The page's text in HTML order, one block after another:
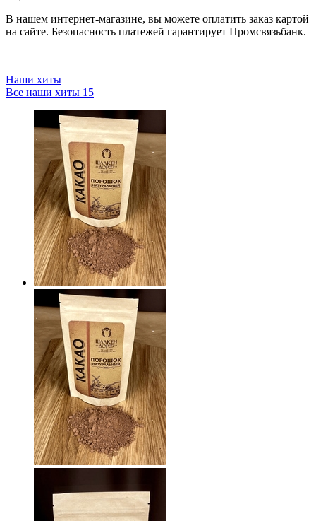
В нашем интернет-магазине, вы можете оплатить заказ картой
на сайте. Безопасность платежей гарантирует Промсвязьбанк.
Наши хиты
Все наши хиты 15